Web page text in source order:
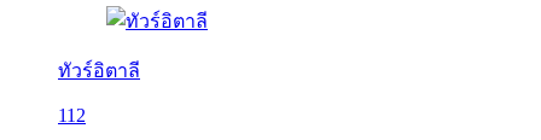
ทัวร์อิตาลี
112